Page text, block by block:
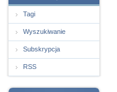
Tagi
Wyszukiwanie
Subskrypcja
RSS